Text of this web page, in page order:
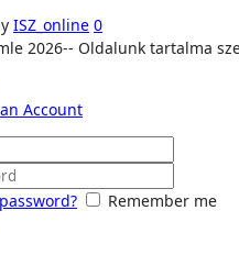
ISZ_online 0
2026-- Oldalunk tartalma
Account
Remember me